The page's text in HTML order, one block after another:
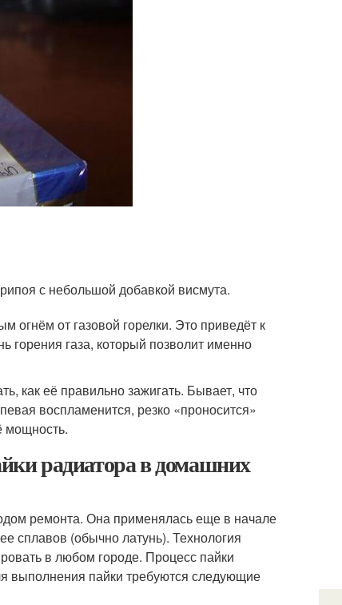
с небольшой добавкой висмута.
огнём от газовой горелки. Это приведёт к
горения газа, который позволит именно
как её правильно зажигать. Бывает, что
воспламенится, резко «проносится»
мощность.
радиатора в домашних
ремонта. Она применялась еще в начале
сплавов (обычно латунь). Технология
в любом городе. Процесс пайки
выполнения пайки требуются следующие